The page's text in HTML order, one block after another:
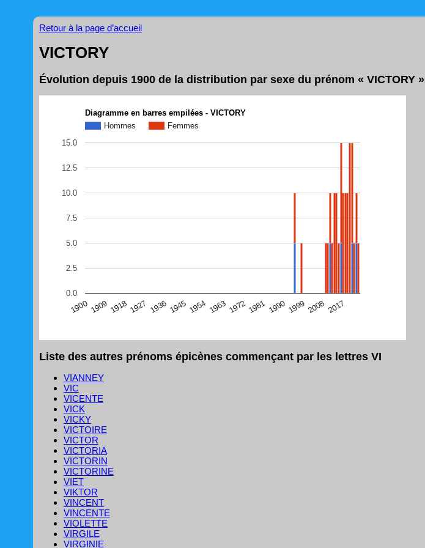
Retour à la page d’accueil
VICTORY
Évolution depuis 1900 de la distribution par sexe du prénom « VICTORY »
Diagramme en barres empilées - VICTORY
Hommes
Femmes
1900 1909 1918 1927 1936 1945 1954 1963 19721981 1990 1999 2008 2017
0.0
2.5
5.0
7.5
10.0
12.5
15.0
Liste des autres prénoms épicènes commençant par les lettres VI
VIANNEY
VIC
VICENTE
VICK
VICKY
VICTOIRE
VICTOR
VICTORIA
VICTORIN
VICTORINE
VIET
VIKTOR
VINCENT
VINCENTE
VIOLETTE
VIRGILE
VIRGINIE